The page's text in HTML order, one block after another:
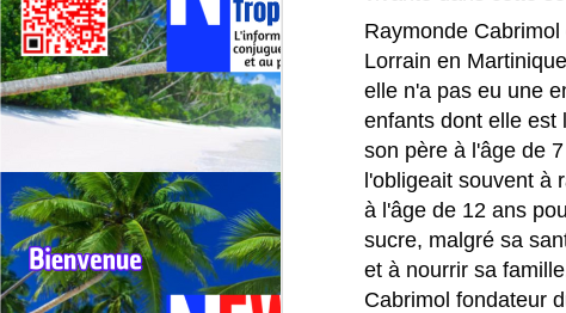
Raymonde
Lorrain en
elle n'a pas eu une
enfants dont elle est
son père à l'âge de
l'obligeait souvent à
à l'âge de 12 ans
sucre, malgré sa
et à nourrir sa
Cabrimol fondateur
La
de
JUN
27
À la
Alibo
Mario